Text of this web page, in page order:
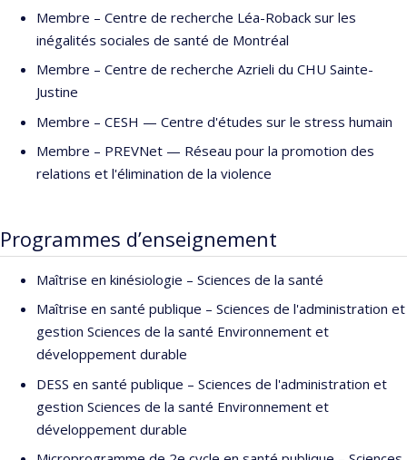
(ELNEJ) et européenne (Angleterre, France) via ses publications
et le financement de nouvelles collectes de données.
Elle étudie, à l’aide de données longitudinales (individus suivis
l’enfance à l’âge adulte) et expérimentales, des questions telles
que : comment les trajectoires de vie des individus varient en
grandissent? Quels sont les points communs (environnementaux
ou biologiques) entre les individus qui éprouvent des difficultés
enfants vulnérables en les soutenant via des programmes de
prévention ou des services adaptés? Elle s’intéresse
particulièrement au rôle protecteur des services d’éducation
préscolaire pour les enfants de familles défavorisées. Ses
travaux ont mené à plus de 200 publications dans des journaux
scientifiques (Indice H=54).
Elle a été lauréate de distinctions et de prix nationaux et
internationaux, dont la bourse chercheure Sénior du Fonds de
recherche du Québec, une chaire de recherche aux Pays-Bas
Membre – Centre de recherche Léa-Roback sur les
inégalités sociales de santé de Montréal
Membre – Centre de recherche Azrieli du CHU Sainte-
Justine
Membre – CESH — Centre d'études sur le stress humain
Membre – PREVNet — Réseau pour la promotion des
relations et l'élimination de la violence
Programmes d’enseignement
Maîtrise en kinésiologie – Sciences de la santé
Maîtrise en santé publique – Sciences de l'administration et
gestion Sciences de la santé Environnement et
développement durable
DESS en santé publique – Sciences de l'administration et
gestion Sciences de la santé Environnement et
développement durable